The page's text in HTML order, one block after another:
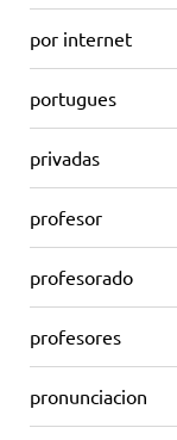
por internet
portugues
privadas
profesor
profesorado
profesores
pronunciacion